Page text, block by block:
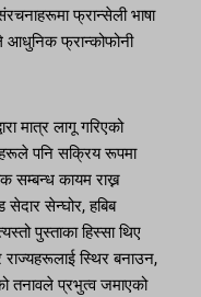
फ्रान्सेली भाषा
आधुनिक फ्रान्कोफोनी
मात्र लागू गरिएको
पनि सक्रिय रूपमा
सम्बन्ध कायम राख्न
सेन्घोर, हबिब
पुस्ताका हिस्सा थिए
स्थिर बनाउन,
तनावले प्रभुत्व जमाएको